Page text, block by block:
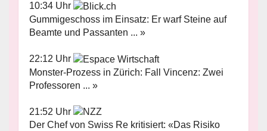
10:34 Uhr
Gummigeschoss im Einsatz: Er warf Steine auf
Beamte und Passanten ... »
22:12 Uhr
Monster-Prozess in Zürich: Fall Vincenz: Zwei
Professoren ... »
21:52 Uhr
Der Chef von Swiss Re kritisiert: «Das Risiko